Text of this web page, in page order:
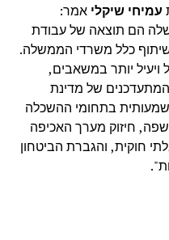
עמיחי שיקלי אמר:
הם תוצאה של עבודת
כלל משרדי הממשלה.
יותר במשאבים,
של מדינת
בתחומי ההשכלה
חיזוק מערך האכיפה
חוקית, והגברת הביטחון